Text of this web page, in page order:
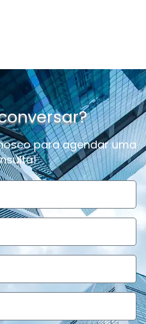
para agendar uma